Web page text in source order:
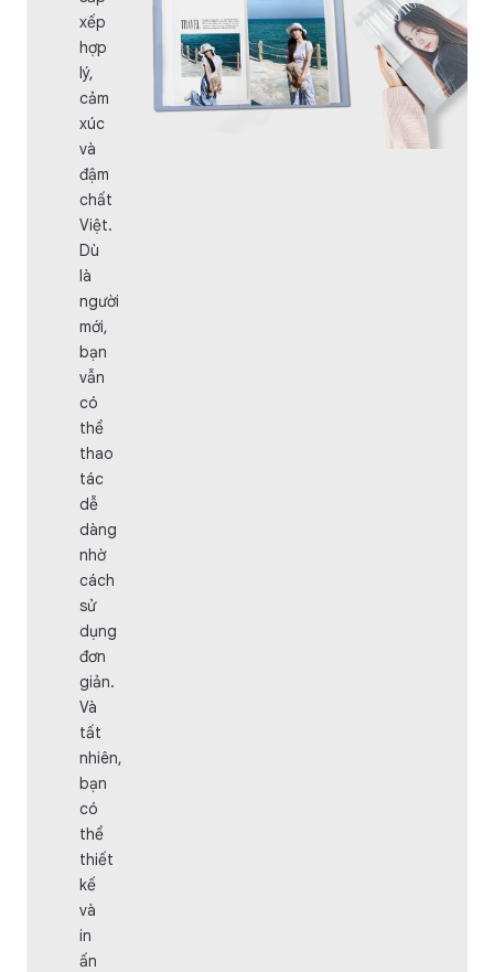
xếp
hợp
lý,
cảm
xúc
và
đậm
chất
Việt.
Dù
là
người
mới,
bạn
vẫn
có
thể
thao
tác
dễ
dàng
nhờ
cách
sử
dụng
đơn
giản.
Và
tất
nhiên,
bạn
có
thể
thiết
kế
và
in
ấn